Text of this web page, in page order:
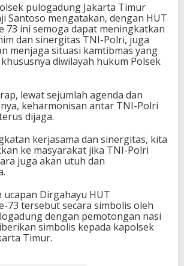
pulogadung Jakarta Timur
Santoso mengatakan, dengan HUT
73 ini semoga dapat meningkatkan
dan sinergitas TNI-Polri, juga
menjaga situasi kamtibmas yang
diwilayah hukum Polsek
lewat sejumlah agenda dan
keharmonisan antar TNI-Polri
dijaga.
kerjasama dan sinergitas, kita
ke masyarakat jika TNI-Polri
juga akan utuh dan
ucapan Dirgahayu HUT
73 tersebut secara simbolis oleh
dengan pemotongan nasi
simbolis kepada kapolsek
Timur.